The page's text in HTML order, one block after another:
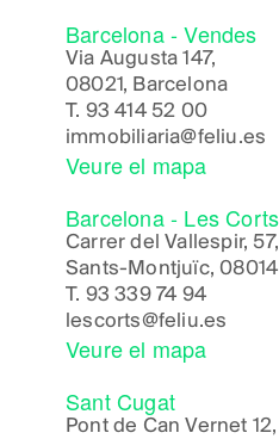
Barcelona - Vendes
Via Augusta 147,
08021, Barcelona
T. 93 414 52 00
immobiliaria@feliu.es
Veure el mapa
Barcelona - Les Corts
Carrer del Vallespir, 57,
Sants-Montjuïc,
T. 93 339 74 94
lescorts@feliu.es
Veure el mapa
Sant Cugat
Pont de Can Vernet 12,